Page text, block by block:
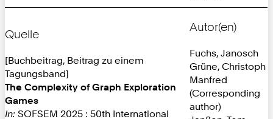
Quelle
[Buchbeitrag, Beitrag zu einem
Tagungsband]
The Complexity of Graph Exploration
Games
In: SOFSEM 2025 : 50th International
Autor(en)
Fuchs, Janosch
Grüne, Christoph
Manfred
(Corresponding
author)